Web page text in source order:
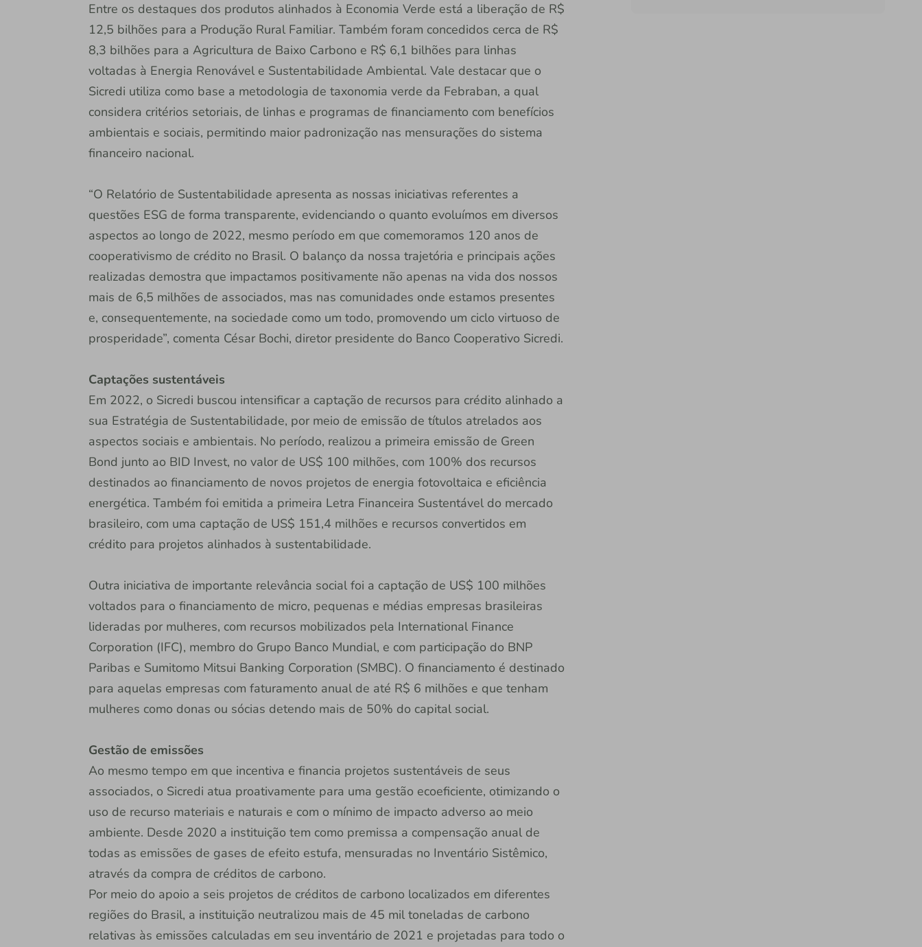
Entre os destaques dos produtos alinhados à Economia Verde está a liberação de R$
12,5 bilhões para a Produção Rural Familiar. Também foram concedidos cerca de R$
8,3 bilhões para a Agricultura de Baixo Carbono e R$ 6,1 bilhões para linhas
voltadas à Energia Renovável e Sustentabilidade Ambiental. Vale destacar que o
Sicredi utiliza como base a metodologia de taxonomia verde da Febraban, a qual
considera critérios setoriais, de linhas e programas de financiamento com benefícios
ambientais e sociais, permitindo maior padronização nas mensurações do sistema
financeiro nacional.
“O Relatório de Sustentabilidade apresenta as nossas iniciativas referentes a
questões ESG de forma transparente, evidenciando o quanto evoluímos em diversos
aspectos ao longo de 2022, mesmo período em que comemoramos 120 anos de
cooperativismo de crédito no Brasil. O balanço da nossa trajetória e principais ações
realizadas demostra que impactamos positivamente não apenas na vida dos nossos
mais de 6,5 milhões de associados, mas nas comunidades onde estamos presentes
e, consequentemente, na sociedade como um todo, promovendo um ciclo virtuoso de
prosperidade”, comenta César Bochi, diretor presidente do Banco Cooperativo Sicredi.
Captações sustentáveis
Em 2022, o Sicredi buscou intensificar a captação de recursos para crédito alinhado a
sua Estratégia de Sustentabilidade, por meio de emissão de títulos atrelados aos
aspectos sociais e ambientais. No período, realizou a primeira emissão de Green
Bond junto ao BID Invest, no valor de US$ 100 milhões, com 100% dos recursos
destinados ao financiamento de novos projetos de energia fotovoltaica e eficiência
energética. Também foi emitida a primeira Letra Financeira Sustentável do mercado
brasileiro, com uma captação de US$ 151,4 milhões e recursos convertidos em
crédito para projetos alinhados à sustentabilidade.
Outra iniciativa de importante relevância social foi a captação de US$ 100 milhões
voltados para o financiamento de micro, pequenas e médias empresas brasileiras
lideradas por mulheres, com recursos mobilizados pela International Finance
Corporation (IFC), membro do Grupo Banco Mundial, e com participação do BNP
Paribas e Sumitomo Mitsui Banking Corporation (SMBC). O financiamento é destinado
para aquelas empresas com faturamento anual de até R$ 6 milhões e que tenham
mulheres como donas ou sócias detendo mais de 50% do capital social.
Gestão de emissões
Ao mesmo tempo em que incentiva e financia projetos sustentáveis de seus
associados, o Sicredi atua proativamente para uma gestão ecoeficiente, otimizando o
uso de recurso materiais e naturais e com o mínimo de impacto adverso ao meio
ambiente. Desde 2020 a instituição tem como premissa a compensação anual de
todas as emissões de gases de efeito estufa, mensuradas no Inventário Sistêmico,
através da compra de créditos de carbono.
Por meio do apoio a seis projetos de créditos de carbono localizados em diferentes
regiões do Brasil, a instituição neutralizou mais de 45 mil toneladas de carbono
relativas às emissões calculadas em seu inventário de 2021 e projetadas para todo o